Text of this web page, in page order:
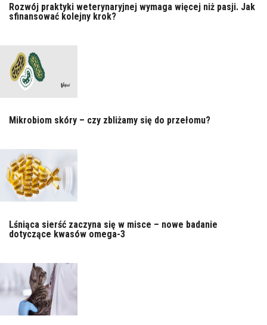
Rozwój praktyki weterynaryjnej wymaga więcej niż pasji. Jak
sfinansować kolejny krok?
Mikrobiom skóry – czy zbliżamy się do przełomu?
Lśniąca sierść zaczyna się w misce – nowe badanie
dotyczące kwasów omega-3